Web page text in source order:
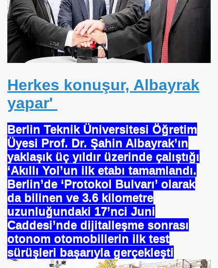
Herkes konuşur, Albayrak
yapar'
Berlin Teknik Üniversitesi Öğretim
Üyesi Prof. Dr. Şahin Albayrak’ın
yaklaşık üç yıldır üzerinde çalıştığı
‘Akıllı Yol’un ilk etabı tamamlandı.
Berlin’de ‘Protokol Bulvarı’ olarak
da bilinen ve 3.6 kilometre
uzunluğundaki 17’nci Juni
Caddesi’nde dijitalleşme sonrası
otonom otomobillerin ilk test
sürüşleri başarıyla gerçekleşti